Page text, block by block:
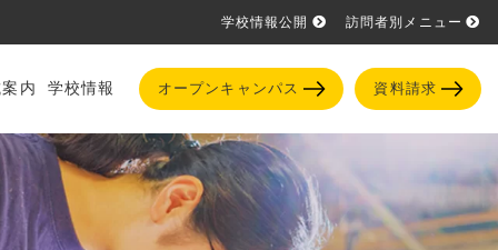
学校情報公開 訪問者別メニュー
内 学校情報 オープンキャンパス 資料請求